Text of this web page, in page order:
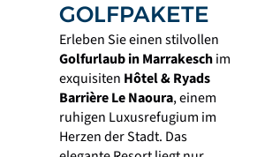
GOLFPAKETE
Erleben Sie einen stilvollen
Golfurlaub in Marrakeschim
exquisiten Hôtel & Ryads
Barrière Le Naoura, einem
ruhigen Luxusrefugium im
Herzen der Stadt. Das